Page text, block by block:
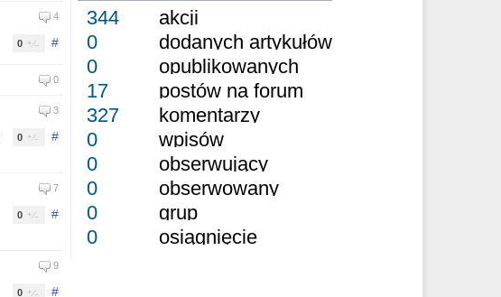
4
#
0
0
3
#
0
7
#
0
9
#
0
344
akcji
0
dodanych artykułów
0
opublikowanych
17
postów na forum
327
komentarzy
0
wpisów
0
obserwujący
0
obserwowany
0
grup
0
osiągnięcie